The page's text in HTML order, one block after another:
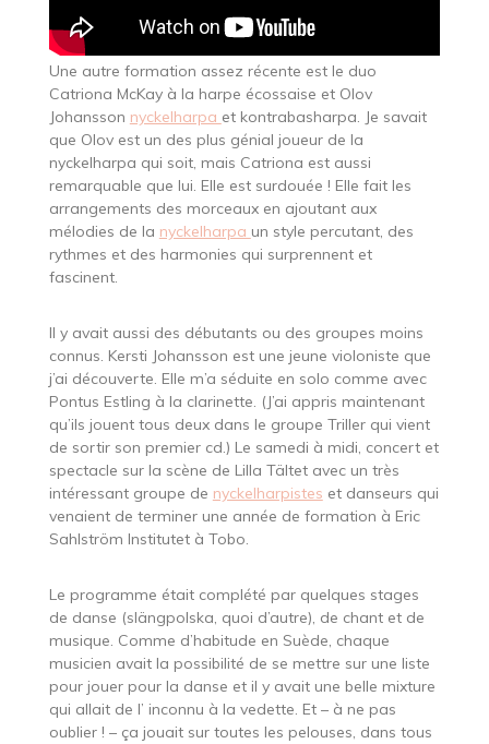
Une autre formation assez récente est le duo
Catriona McKay à la harpe écossaise et Olov
Johansson nyckelharpa et kontrabasharpa. Je savait
que Olov est un des plus génial joueur de la
nyckelharpa qui soit, mais Catriona est aussi
remarquable que lui. Elle est surdouée ! Elle fait les
arrangements des morceaux en ajoutant aux
mélodies de la nyckelharpa un style percutant, des
rythmes et des harmonies qui surprennent et
fascinent.
Il y avait aussi des débutants ou des groupes moins
connus. Kersti Johansson est une jeune violoniste que
j’ai découverte. Elle m’a séduite en solo comme avec
Pontus Estling à la clarinette. (J’ai appris maintenant
qu’ils jouent tous deux dans le groupe Triller qui vient
de sortir son premier cd.) Le samedi à midi, concert et
spectacle sur la scène de Lilla Tältet avec un très
intéressant groupe de nyckelharpistes et danseurs qui
venaient de terminer une année de formation à Eric
Sahlström Institutet à Tobo.
Le programme était complété par quelques stages
de danse (slängpolska, quoi d’autre), de chant et de
musique. Comme d’habitude en Suède, chaque
musicien avait la possibilité de se mettre sur une liste
pour jouer pour la danse et il y avait une belle mixture
qui allait de l’ inconnu à la vedette. Et – à ne pas
oublier ! – ça jouait sur toutes les pelouses, dans tous